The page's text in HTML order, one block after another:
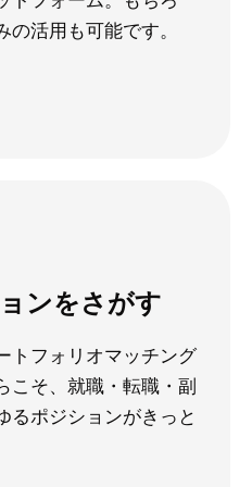
活用も可能です。
ンをさがす
トフォリオマッチング
こそ、就職・転職・副
るポジションがきっと